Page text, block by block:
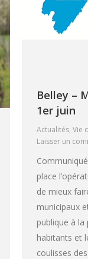
Belley –
1er juin
Actualités, Vie
Laisser un
place
de mieux
municipaux
publique à
habitants et
coulisses